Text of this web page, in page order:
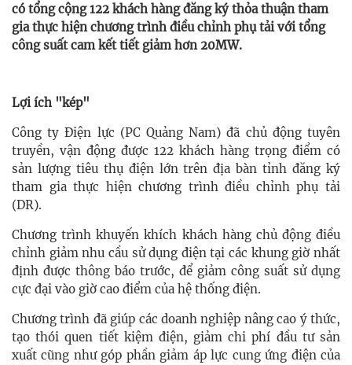
có tổng cộng 122 khách hàng đăng ký thỏa thuận tham
gia thực hiện chương trình điều chỉnh phụ tải với tổng
công suất cam kết tiết giảm hơn 20MW.
Lợi ích "kép"
Công ty Điện lực (PC Quảng Nam) đã chủ động tuyên
truyền, vận động được 122 khách hàng trọng điểm có
sản lượng tiêu thụ điện lớn trên địa bàn tỉnh đăng ký
tham gia thực hiện chương trình điều chỉnh phụ tải
(DR).
Chương trình khuyến khích khách hàng chủ động điều
chỉnh giảm nhu cầu sử dụng điện tại các khung giờ nhất
định được thông báo trước, để giảm công suất sử dụng
cực đại vào giờ cao điểm của hệ thống điện.
Chương trình đã giúp các doanh nghiệp nâng cao ý thức,
tạo thói quen tiết kiệm điện, giảm chi phí đầu tư sản
xuất cũng như góp phần giảm áp lực cung ứng điện của